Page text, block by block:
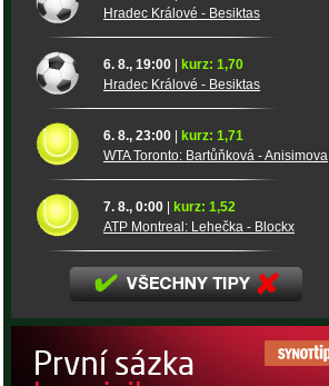
Hradec Králové - Besiktas
6. 8., 19:00
kurz: 1,70
Hradec Králové - Besiktas
6. 8., 23:00
kurz: 1,71
WTA Toronto: Bartůňková - Anisimova
7. 8., 0:00
kurz: 1,52
ATP Montreal: Lehečka - Blockx